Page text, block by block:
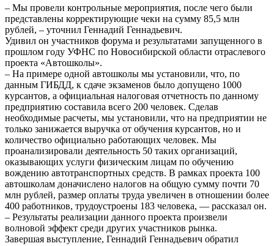
– Мы провели контрольные мероприятия, после чего были
представлены корректирующие чеки на сумму 85,5 млн
рублей, – уточнил Геннадий Геннадьевич.
Удивил он участников форума и результатами запущенного в
прошлом году УФНС по Новосибирской области отраслевого
проекта «Автошколы».
– На примере одной автошколы мы установили, что, по
данным ГИБДД, к сдаче экзаменов было допущено 1000
курсантов, а официальная налоговая отчетность по данному
предприятию составила всего 200 человек. Сделав
необходимые расчеты, мы установили, что на предприятии не
только занижается выручка от обучения курсантов, но и
количество официально работающих человек. Мы
проанализировали деятельность 50 таких организаций,
оказывающих услуги физическим лицам по обучению
вождению автотранспортных средств. В рамках проекта 100
автошколам доначислено налогов на общую сумму почти 70
млн рублей, размер оплаты труда увеличен в отношении более
400 работников, трудоустроены 183 человека, — рассказал он.
– Результаты реализации данного проекта произвели
волновой эффект среди других участников рынка.
Завершая выступление, Геннадий Геннадьевич обратил